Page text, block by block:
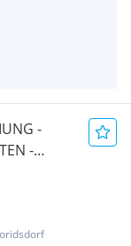
-
-
&
Ö-weit